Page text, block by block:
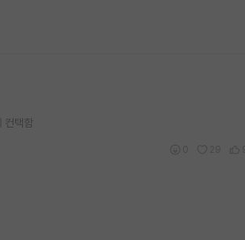
컨택함